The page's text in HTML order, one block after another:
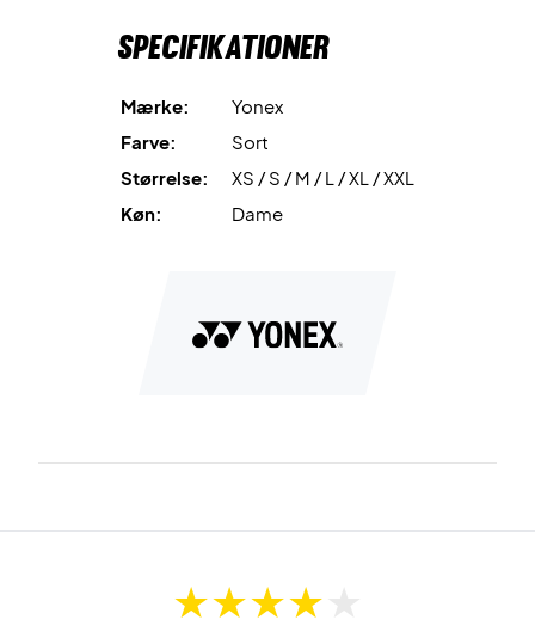
Specifikationer
Mærke:
Yonex
Farve:
Sort
Størrelse:
XS / S / M / L / XL / XXL
Køn:
Dame